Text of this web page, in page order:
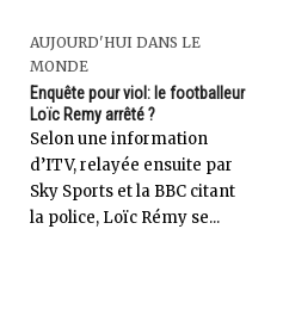
AUJOURD'HUI DANS LE
MONDE
Enquête pour viol: le footballeur
Loïc Remy arrêté ?
Selon une information
d’ITV, relayée ensuite par
Sky Sports et la BBC citant
la police, Loïc Rémy se...